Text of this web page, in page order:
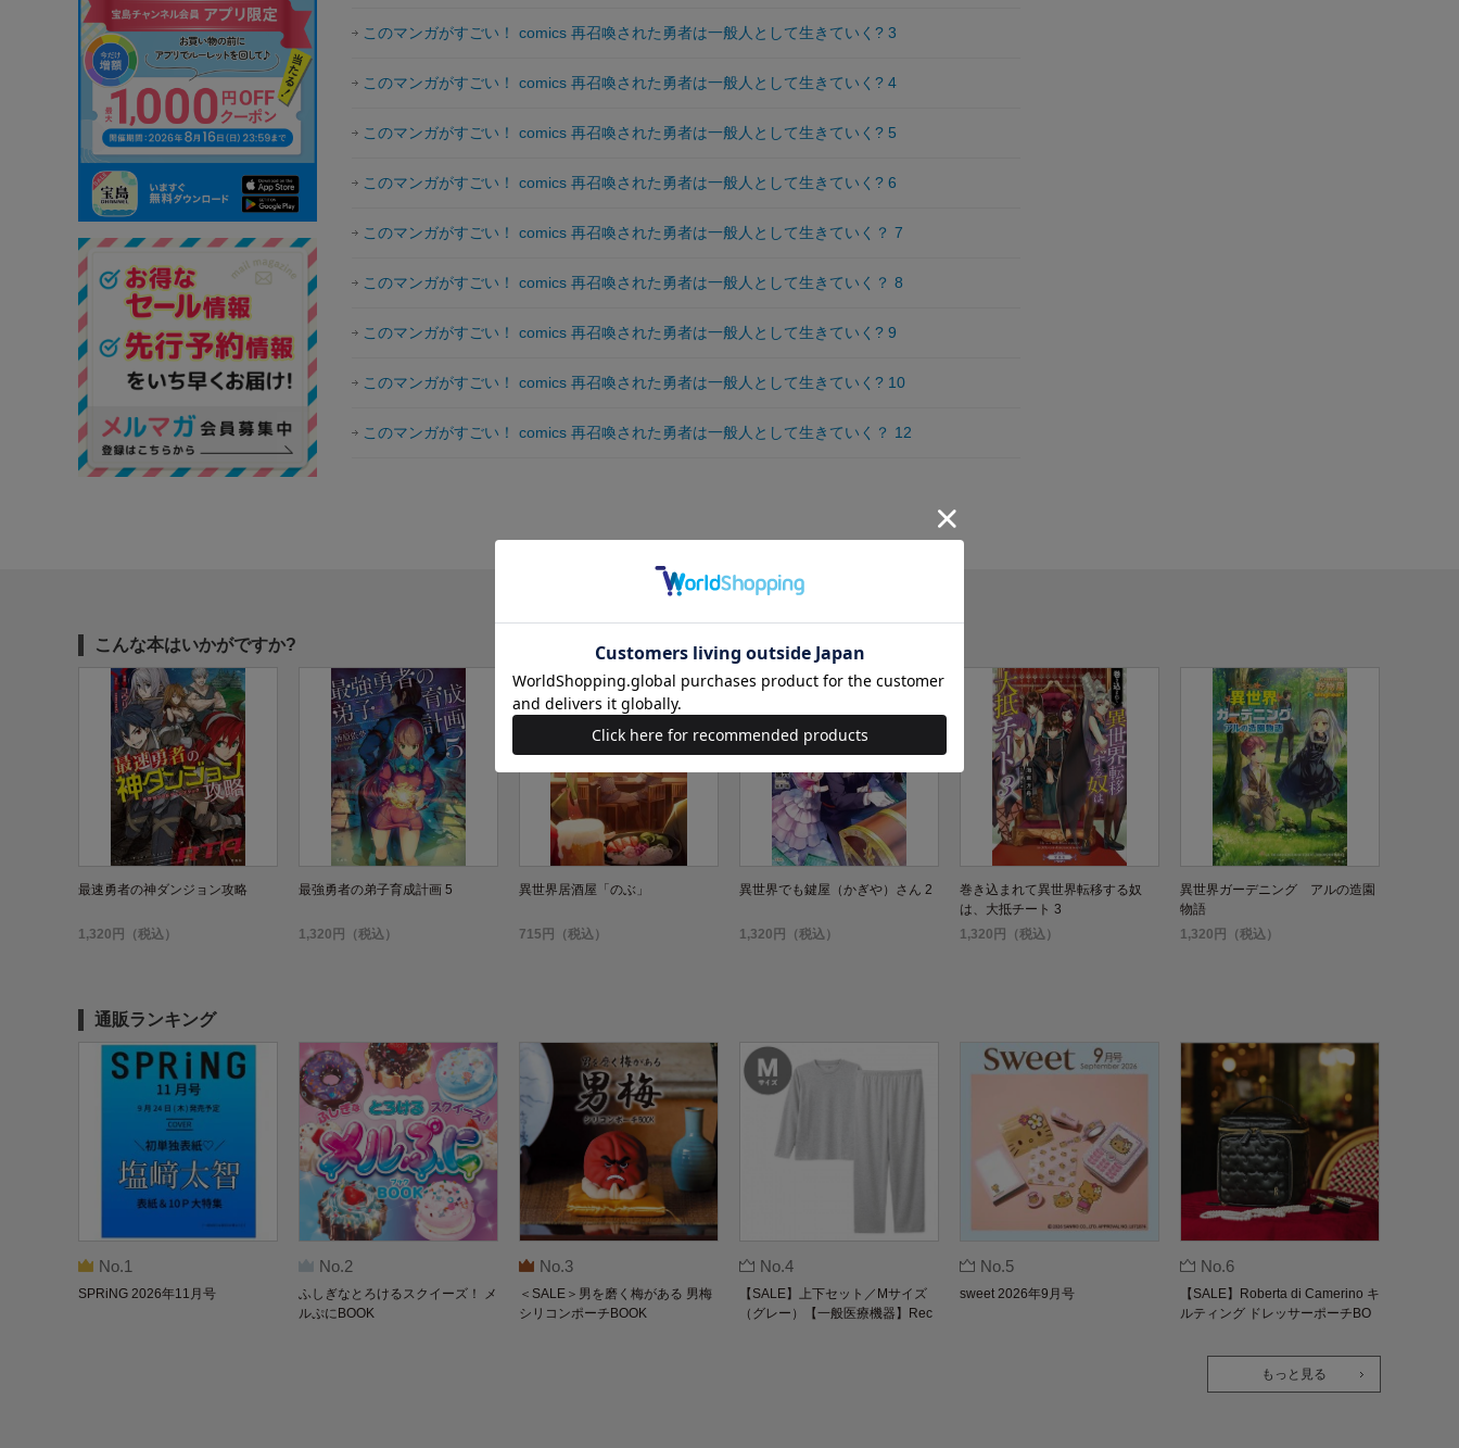
このマンガがすごい！ comics 再召喚された勇者は一般人として生きていく? 3
このマンガがすごい！ comics 再召喚された勇者は一般人として生きていく? 4
このマンガがすごい！ comics 再召喚された勇者は一般人として生きていく? 5
このマンガがすごい！ comics 再召喚された勇者は一般人として生きていく? 6
このマンガがすごい！ comics 再召喚された勇者は一般人として生きていく？ 7
このマンガがすごい！ comics 再召喚された勇者は一般人として生きていく？ 8
このマンガがすごい！ comics 再召喚された勇者は一般人として生きていく? 9
このマンガがすごい！ comics 再召喚された勇者は一般人として生きていく? 10
このマンガがすごい！ comics 再召喚された勇者は一般人として生きていく？ 12
こんな本はいかがですか?
最速勇者の神ダンジョン攻略
1,320円（税込）
最強勇者の弟子育成計画 5
1,320円（税込）
異世界居酒屋「のぶ」
715円（税込）
異世界でも鍵屋（かぎや）さん 2
1,320円（税込）
巻き込まれて異世界転移する奴
は、大抵チート 3
1,320円（税込）
異世界ガーデニング アルの造園
物語
1,320円（税込）
通販ランキング
No.1
SPRiNG 2026年11月号
No.2
ふしぎなとろけるスクイーズ！ メ
ルぷにBOOK
No.3
＜SALE＞男を磨く梅がある 男梅
シリコンポーチBOOK
No.4
【SALE】上下セット／Mサイズ
（グレー）【一般医療機器】Rec
No.5
sweet 2026年9月号
No.6
【SALE】Roberta di Camerino キ
ルティング ドレッサーポーチBO
もっと見る